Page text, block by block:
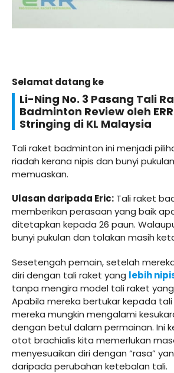
Selamat datang ke
Li-Ning No. 3 Pasang Tali
Badminton Review oleh
Stringing di KL Malaysia
Tali raket badminton ini menjadi
riadah kerana nipis dan bunyi
memuaskan.
Ulasan daripada Eric: Tali raket
memberikan perasaan yang baik
ditetapkan kepada 26 paun.
bunyi pukulan dan tolakan masih
Sesetengah pemain, setelah
diri dengan tali raket yang lebih
tanpa mengira model tali raket
Apabila mereka bertukar kepada
mereka mungkin mengalami
dengan betul dalam permainan. Ini
otot brachialis kita memerlukan
menyesuaikan diri dengan “rasa”
daripada perubahan ketebalan tali.